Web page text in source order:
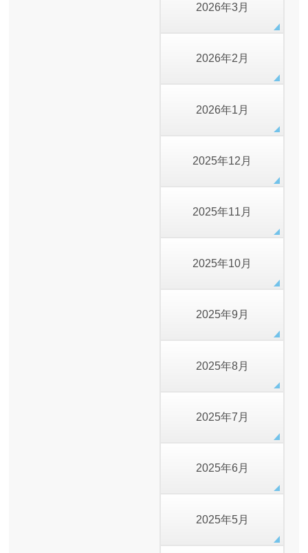
2026年3月
2026年2月
2026年1月
2025年12月
2025年11月
2025年10月
2025年9月
2025年8月
2025年7月
2025年6月
2025年5月